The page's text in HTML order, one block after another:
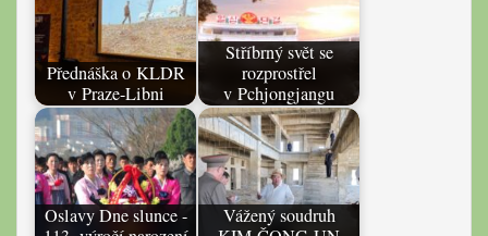
Přednáška o KLDR
v Praze-Libni
Stříbrný svět se
rozprostřel
v Pchjongjangu
Oslavy Dne slunce -
Vážený soudruh